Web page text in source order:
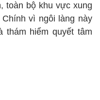
toàn bộ khu vực xung
vì ngôi làng này
thám hiểm quyết tâm